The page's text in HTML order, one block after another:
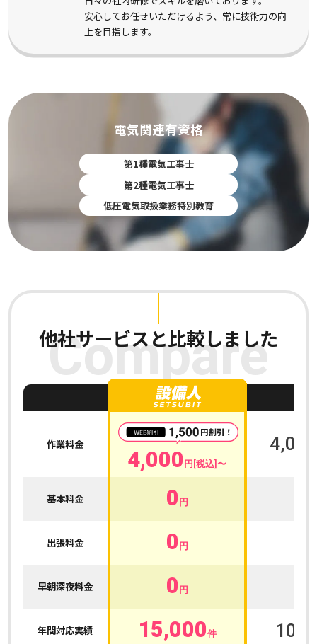
安心してお任せいただけるよう、常に技術力の向
上を目指します。
電気関連有資格
第1種電気工事士
第2種電気工事士
低圧電気取扱業務特別教育
Compare
他社サービスと比較しました
作業料金
4,000 円[税込]〜
4,000
基本料金 0 円
出張料金 0 円
早朝深夜料金 0 円
年間対応実績 15,000件